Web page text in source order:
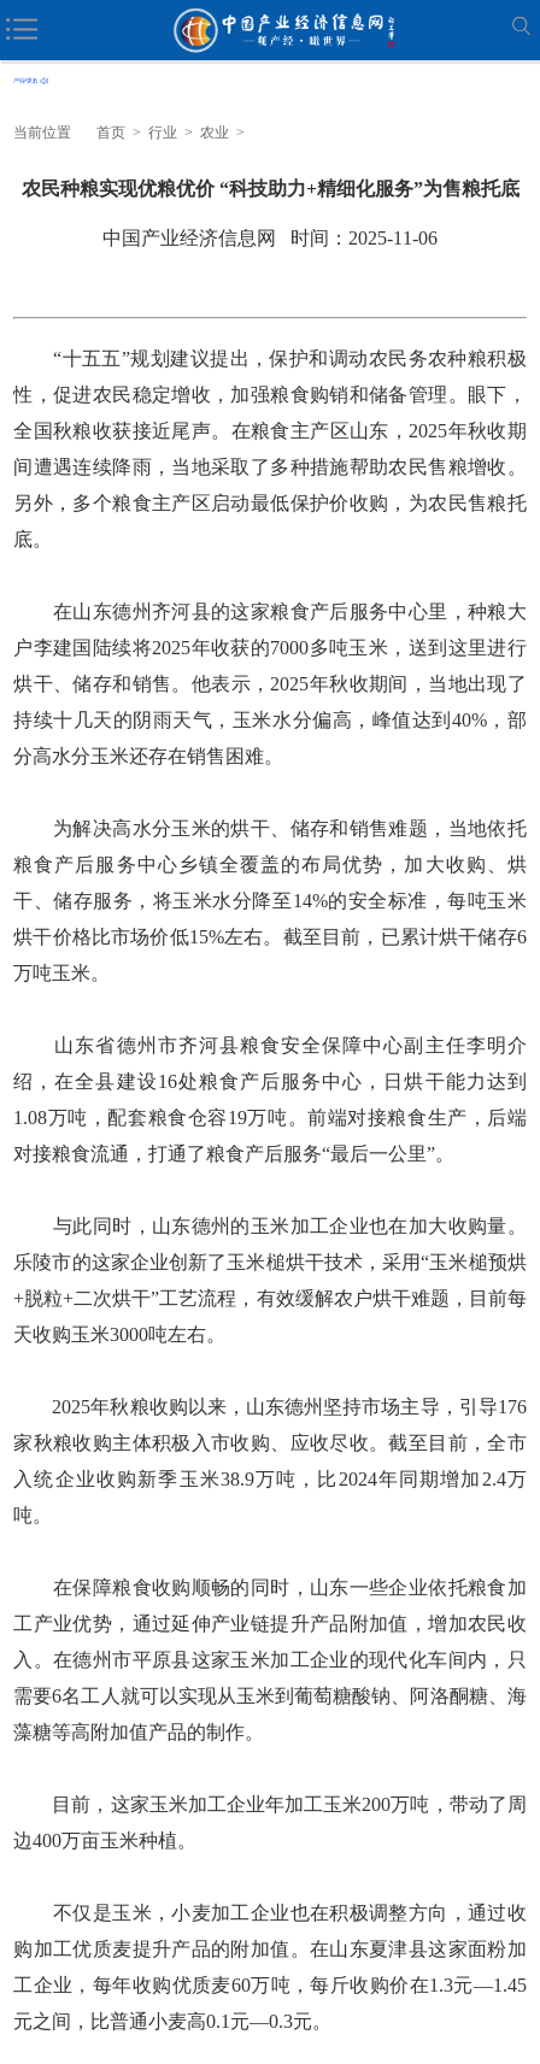
当前位置 首页 > 行业 > 农业 >
农民种粮实现优粮优价 “科技助力+精细化服务”为售粮托底
中国产业经济信息网 时间：2025-11-06
“十五五”规划建议提出，保护和调动农民务农种粮积极
性，促进农民稳定增收，加强粮食购销和储备管理。眼下，
全国秋粮收获接近尾声。在粮食主产区山东，2025年秋收期
间遭遇连续降雨，当地采取了多种措施帮助农民售粮增收。
另外，多个粮食主产区启动最低保护价收购，为农民售粮托
底。
在山东德州齐河县的这家粮食产后服务中心里，种粮大
户李建国陆续将2025年收获的7000多吨玉米，送到这里进行
烘干、储存和销售。他表示，2025年秋收期间，当地出现了
持续十几天的阴雨天气，玉米水分偏高，峰值达到40%，部
分高水分玉米还存在销售困难。
为解决高水分玉米的烘干、储存和销售难题，当地依托
粮食产后服务中心乡镇全覆盖的布局优势，加大收购、烘
干、储存服务，将玉米水分降至14%的安全标准，每吨玉米
烘干价格比市场价低15%左右。截至目前，已累计烘干储存6
万吨玉米。
山东省德州市齐河县粮食安全保障中心副主任李明介
绍，在全县建设16处粮食产后服务中心，日烘干能力达到
1.08万吨，配套粮食仓容19万吨。前端对接粮食生产，后端
对接粮食流通，打通了粮食产后服务“最后一公里”。
与此同时，山东德州的玉米加工企业也在加大收购量。
乐陵市的这家企业创新了玉米槌烘干技术，采用“玉米槌预烘
+脱粒+二次烘干”工艺流程，有效缓解农户烘干难题，目前每
天收购玉米3000吨左右。
2025年秋粮收购以来，山东德州坚持市场主导，引导176
家秋粮收购主体积极入市收购、应收尽收。截至目前，全市
入统企业收购新季玉米38.9万吨，比2024年同期增加2.4万
吨。
在保障粮食收购顺畅的同时，山东一些企业依托粮食加
工产业优势，通过延伸产业链提升产品附加值，增加农民收
入。在德州市平原县这家玉米加工企业的现代化车间内，只
需要6名工人就可以实现从玉米到葡萄糖酸钠、阿洛酮糖、海
藻糖等高附加值产品的制作。
目前，这家玉米加工企业年加工玉米200万吨，带动了周
边400万亩玉米种植。
不仅是玉米，小麦加工企业也在积极调整方向，通过收
购加工优质麦提升产品的附加值。在山东夏津县这家面粉加
工企业，每年收购优质麦60万吨，每斤收购价在1.3元—1.45
元之间，比普通小麦高0.1元—0.3元。